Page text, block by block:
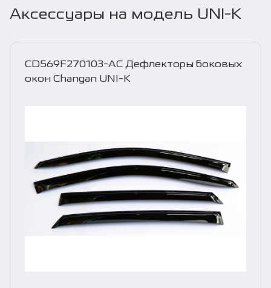
Аксессуары на модель UNI-K
CD569F270103-AC Дефлекторы боковых
окон Changan UNI-K